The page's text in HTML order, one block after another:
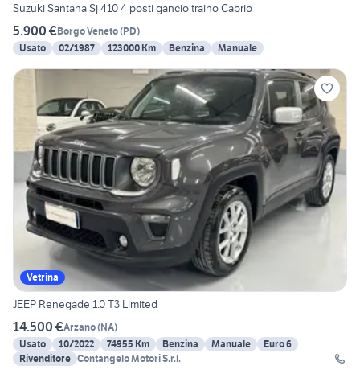
Suzuki Santana Sj 410 4 posti gancio traino Cabrio
5.900 €Borgo Veneto(PD)
Usato
02/1987 123000 Km Benzina Manuale
Vetrina
JEEP Renegade 1.0 T3 Limited
14.500 €Arzano(NA)
Usato
10/2022 74955 Km Benzina Manuale
Euro 6
Rivenditore Contangelo Motori S.r.l.